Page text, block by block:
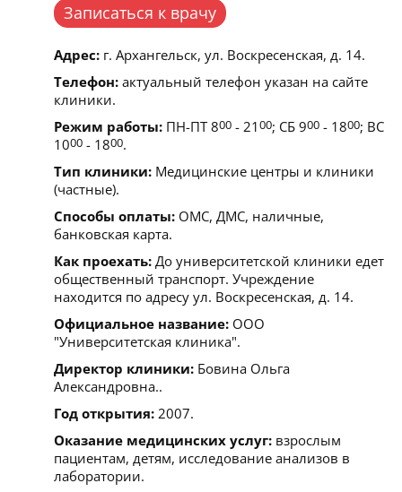
Записаться к врачу
Адрес: г. Архангельск, ул. Воскресенская, д. 14.
Телефон: актуальный телефон указан на сайте
клиники.
Режим работы: ПН-ПТ 800 - 2100; СБ 900 - 1800; ВС
1000 - 1800.
Тип клиники: Медицинские центры и клиники
(частные).
Способы оплаты: ОМС, ДМС, наличные,
банковская карта.
Как проехать: До университетской клиники едет
общественный транспорт. Учреждение
находится по адресу ул. Воскресенская, д. 14.
Официальное название: ООО
"Университетская клиника".
Директор клиники: Бовина Ольга
Александровна..
Год открытия: 2007.
Оказание медицинских услуг: взрослым
пациентам, детям, исследование анализов в
лаборатории.